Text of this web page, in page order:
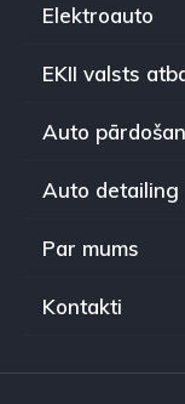
Elektroauto
EKII valsts
Auto
Auto detailing
Par mums
Kontakti